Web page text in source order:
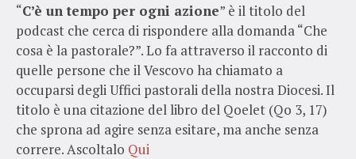
“C’è un tempo per ogni azione” è il titolo del
podcast che cerca di rispondere alla domanda “Che
cosa è la pastorale?”. Lo fa attraverso il racconto di
quelle persone che il Vescovo ha chiamato a
occuparsi degli Uffici pastorali della nostra Diocesi. Il
titolo è una citazione del libro del Qoelet (Qo 3, 17)
che sprona ad agire senza esitare, ma anche senza
correre. Ascoltalo Qui